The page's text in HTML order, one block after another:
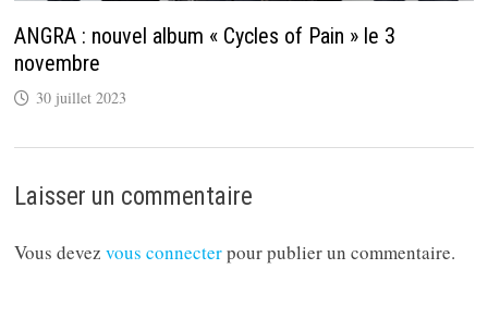
ANGRA : nouvel album « Cycles of Pain » le 3
novembre
30 juillet 2023
Laisser un commentaire
Vous devezvous connecterpour publier un commentaire.